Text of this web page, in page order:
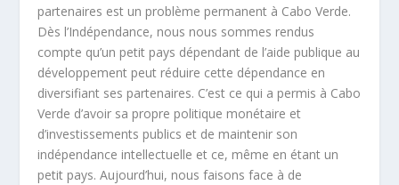
partenaires est un problème permanent à Cabo Verde.
Dès l’Indépendance, nous nous sommes rendus
compte qu’un petit pays dépendant de l’aide publique au
développement peut réduire cette dépendance en
diversifiant ses partenaires. C’est ce qui a permis à Cabo
Verde d’avoir sa propre politique monétaire et
d’investissements publics et de maintenir son
indépendance intellectuelle et ce, même en étant un
petit pays. Aujourd’hui, nous faisons face à de